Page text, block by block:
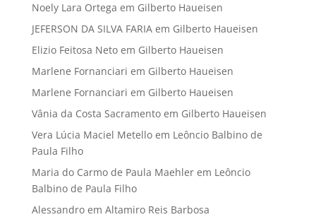
Noely Lara Ortega em Gilberto Haueisen
JEFERSON DA SILVA FARIAem Gilberto Haueisen
Elizio Feitosa Netoem Gilberto Haueisen
Marlene Fornanciari em Gilberto Haueisen
Marlene Fornanciari em Gilberto Haueisen
Vânia da Costa Sacramentoem Gilberto Haueisen
Vera Lúcia Maciel Metelloem Leôncio Balbino de
Paula Filho
Maria do Carmo de Paula Maehlerem Leôncio
Balbino de Paula Filho
Alessandroem Altamiro Reis Barbosa